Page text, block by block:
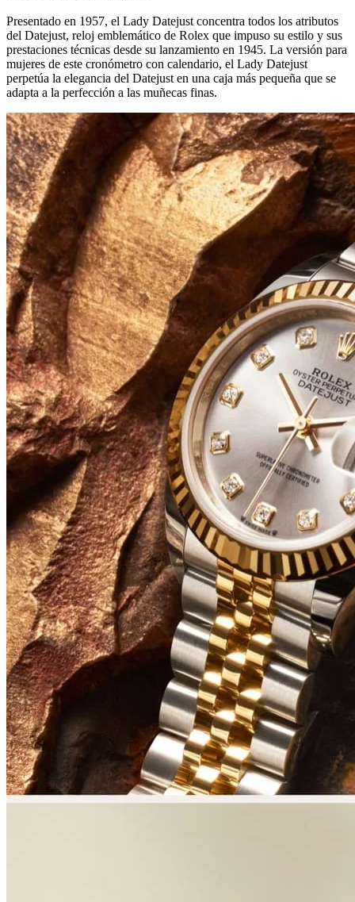
Presentado en 1957, el Lady Datejust concentra todos los atributos
del Datejust, reloj emblemático de Rolex que impuso su estilo y sus
prestaciones técnicas desde su lanzamiento en 1945. La versión para
mujeres de este cronómetro con calendario, el Lady Datejust
perpetúa la elegancia del Datejust en una caja más pequeña que se
adapta a la perfección a las muñecas finas.